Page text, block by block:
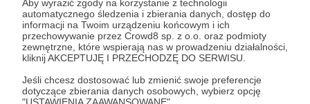
Aby wyrazić zgody na korzystanie z technologii
automatycznego śledzenia i zbierania danych, dostęp do
informacji na Twoim urządzeniu końcowym i ich
przechowywanie przez Crowd8 sp. z o.o. oraz podmioty
zewnętrzne, które wspierają nas w prowadzeniu działalności,
kliknij AKCEPTUJĘ I PRZECHODZĘ DO SERWISU.
Jeśli chcesz dostosować lub zmienić swoje preferencje
dotyczące zbierania danych osobowych, wybierz opcję
"USTAWIENIA ZAAWANSOWANE".
mamy nadzieję - stanie się ciepłym
zwiastunem powrotu do normalności.
Wszyscy moi aktywni Patroni, Opiekunowie,